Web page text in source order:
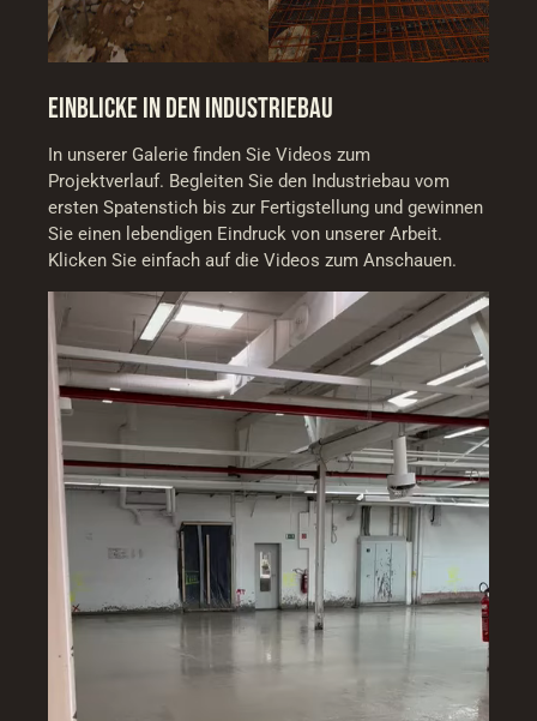
EINBLICKE IN DEN INDUSTRIEBAU
In unserer Galerie finden Sie Videos zum
Projektverlauf. Begleiten Sie den Industriebau vom
ersten Spatenstich bis zur Fertigstellung und gewinnen
Sie einen lebendigen Eindruck von unserer Arbeit.
Klicken Sie einfach auf die Videos zum Anschauen.